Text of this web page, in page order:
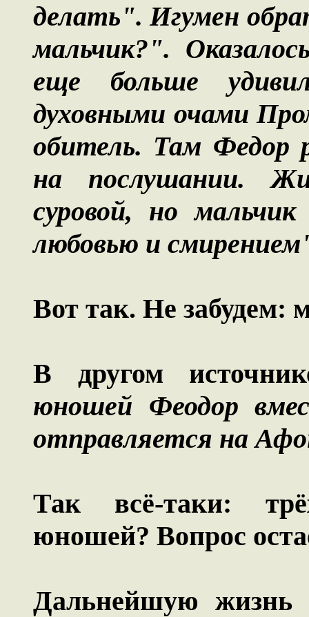
делать". Игумен
мальчик?".
еще больше
духовными очами
обитель. Там Федор
на послушании.
суровой, но мальчик
любовью и
Вот так. Не забудем:
В другом
юношей Феодор
отправляется на
Так всё-таки:
юношей? Вопрос
Дальнейшую жизнь